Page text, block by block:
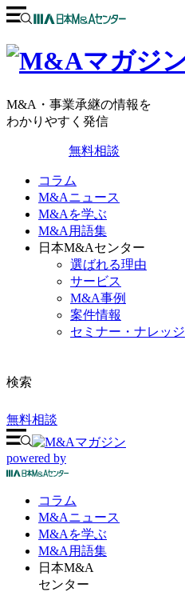
M&A・事業承継の情報を
わかりやすく発信
無料相談
コラム
M&Aニュース
M&Aを学ぶ
M&A用語集
日本M&Aセンター
選ばれる理由
サービス
M&A事例
案件情報
セミナー・ナレッジ
検索
無料相談
powered by
コラム
M&Aニュース
M&Aを学ぶ
M&A 用語集
日本M&A
センター